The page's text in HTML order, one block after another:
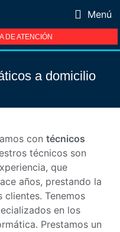
Menú
DE ATENCIÓN
a domicilio
con técnicos
técnicos son
que
años, prestando la
clientes. Tenemos
en los
Prestamos un